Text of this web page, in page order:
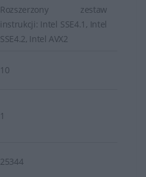
Rozszerzony zestaw
instrukcji: Intel SSE4.1, Intel
SSE4.2, Intel AVX2
10
1
25344